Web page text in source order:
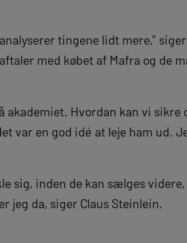
tingene lidt mere,”
med købet af Mafra og de
akademiet. Hvordan kan vi sikre
var en god idé at leje ham ud.
sig, inden de kan sælges
jeg da, siger Claus Steinlein.